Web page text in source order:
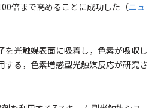
倍まで高めることに成功した（ニュ
を光触媒表面に吸着し，色素が吸収し
する，色素増感型光触媒反応が研究さ